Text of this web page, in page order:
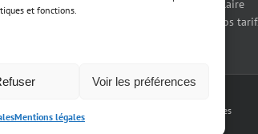
et fonctions.
Voir les préférences
Mentions légales
scolaire
Nos
1 Scolarité | Tous droits réservés | Mentions légales